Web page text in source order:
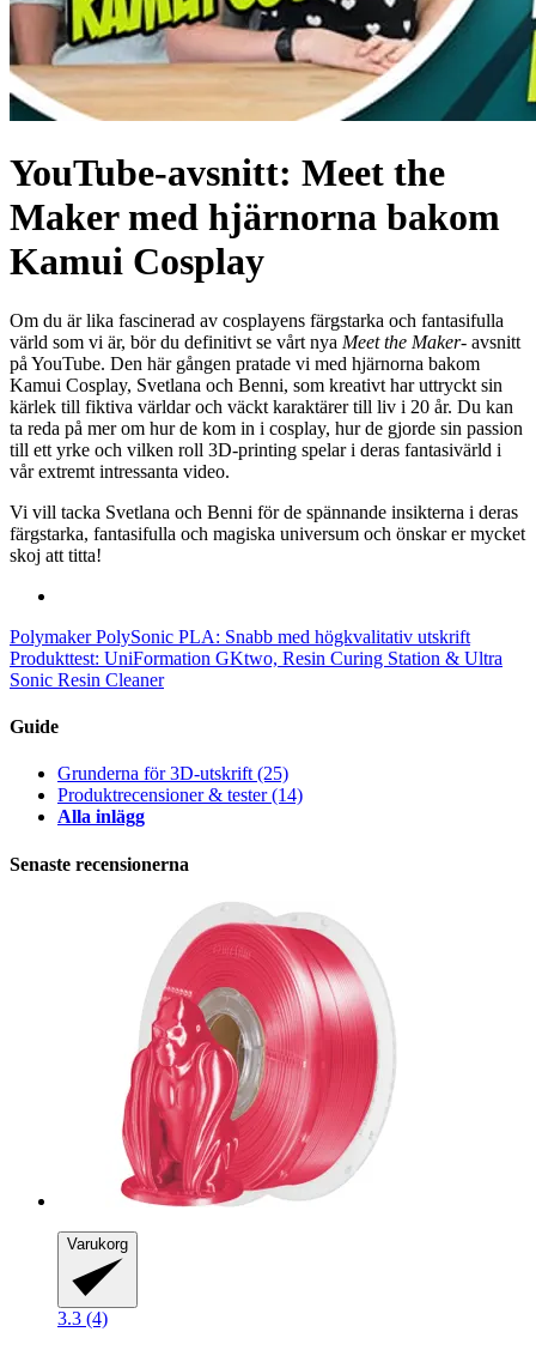
YouTube-avsnitt: Meet the
Maker med hjärnorna bakom
Kamui Cosplay
Om du är lika fascinerad av cosplayens färgstarka och fantasifulla
värld som vi är, bör du definitivt se vårt nya Meet the Maker- avsnitt
på YouTube. Den här gången pratade vi med hjärnorna bakom
Kamui Cosplay, Svetlana och Benni, som kreativt har uttryckt sin
kärlek till fiktiva världar och väckt karaktärer till liv i 20 år. Du kan
ta reda på mer om hur de kom in i cosplay, hur de gjorde sin passion
till ett yrke och vilken roll 3D-printing spelar i deras fantasivärld i
vår extremt intressanta video.
Vi vill tacka Svetlana och Benni för de spännande insikterna i deras
färgstarka, fantasifulla och magiska universum och önskar er mycket
skoj att titta!
Polymaker PolySonic PLA: Snabb med högkvalitativ utskrift
Produkttest: UniFormation GKtwo, Resin Curing Station & Ultra
Sonic Resin Cleaner
Guide
Grunderna för 3D-utskrift(25)
Produktrecensioner & tester(14)
Alla inlägg
Senaste recensionerna
Varukorg
3.3 (4)